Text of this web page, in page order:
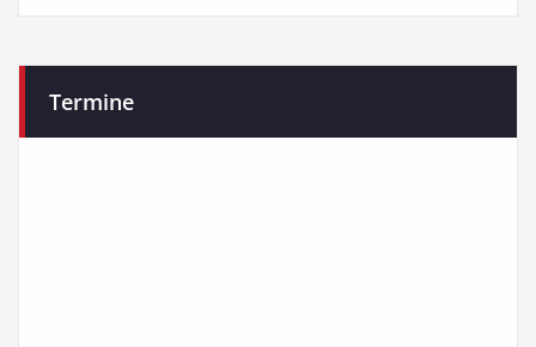
Termine